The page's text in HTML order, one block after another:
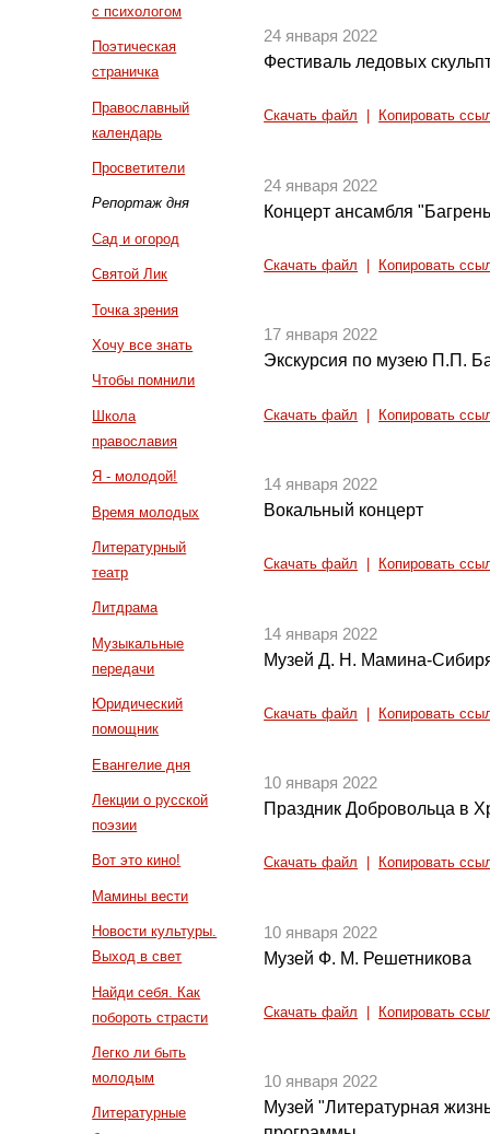
с психологом
Поэтическая
страничка
Православный
календарь
Просветители
Репортаж дня
Сад и огород
Святой Лик
Точка зрения
Хочу все знать
Чтобы помнили
Школа
православия
Я - молодой!
Время молодых
Литературный
театр
Литдрама
Музыкальные
передачи
Юридический
помощник
Евангелие дня
Лекции о русской
поэзии
Вот это кино!
Мамины вести
Новости культуры.
Выход в свет
Найди себя. Как
побороть страсти
Легко ли быть
молодым
Литературные
24 января 2022
Фестиваль ледовых
Скачать файл Копировать
24 января 2022
Концерт ансамбля
Скачать файл Копировать
17 января 2022
Экскурсия по музею П.П.
Скачать файл Копировать
14 января 2022
Вокальный концерт
Скачать файл Копировать
14 января 2022
Музей Д. Н. Мамина-
Скачать файл Копировать
10 января 2022
Праздник Добровольца в
Скачать файл Копировать
10 января 2022
Музей Ф. М. Решетникова
Скачать файл Копировать
10 января 2022
Музей "Литературная